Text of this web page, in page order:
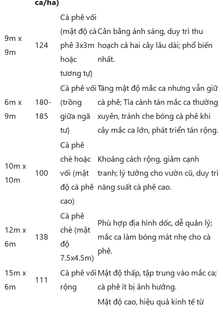
9m x
9m
124
Cà phê vối
(mật độ cà
phê 3x3m
hoặc
tương tự)
Cân bằng ánh sáng, duy trì thu
hoạch cả hai cây lâu dài; phổ biến
nhất.
6m x
9m
180-
185
Cà phê vối
(trồng
giữa ngã
tư)
Tăng mật độ mắc ca nhưng vẫn giữ
cà phê; Tỉa cành tán mắc ca thường
xuyên, tránh che bóng cà phê khi
cây mắc ca lớn, phát triển tán rộng.
10m x
10m
100
Cà phê
chè hoặc
vối (mật
độ cà phê
cao)
Khoảng cách rộng, giảm cạnh
tranh; lý tưởng cho vườn cũ, duy trì
năng suất cà phê cao.
12m x
6m
138
Cà phê
chè (mật
độ
7.5x4.5m)
Phù hợp địa hình dốc, dễ quản lý;
mắc ca làm bóng mát nhẹ cho cà
phê.
15m x
6m
111
Cà phê vối
rộng
Mật độ thấp, tập trung vào mắc ca;
cà phê ít bị ảnh hưởng.
Mật độ cao, hiệu quả kinh tế từ